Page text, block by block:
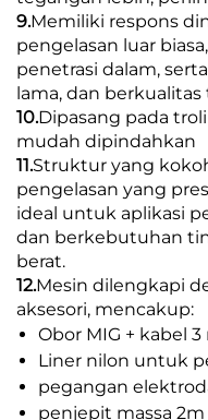
9.Memiliki respons
pengelasan luar
penetrasi dalam,
lama, dan
10.Dipasang pada
mudah dipindahkan
11.Struktur yang
pengelasan yang
ideal untuk aplikasi
dan berkebutuhan
berat.
12.Mesin dilengkapi
aksesori, mencakup:
Obor MIG + kabel 3
Liner nilon untuk
pegangan
penjepit massa 2m